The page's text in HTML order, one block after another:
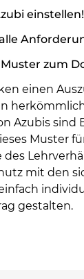
einstellen!
zum
einen
Azubis sind
Muster
des
mit den
gestalten.